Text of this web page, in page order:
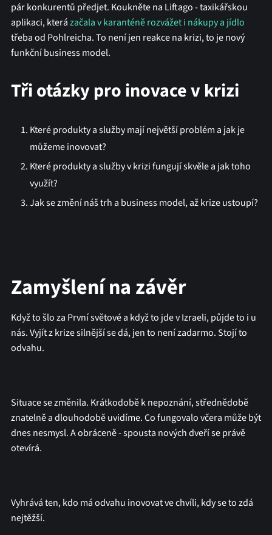
pár konkurentů předjet. Koukněte na Liftago - taxikářskou
aplikaci, kterázačala v karanténě rozvážet i nákupy a jídlo
třeba od Pohlreicha. To není jen reakce na krizi, to je nový
funkční business model.
Tři otázky pro inovace v krizi
Které produkty a služby mají největší problém a jak je
můžeme inovovat?
Které produkty a služby v krizi fungují skvěle a jak toho
využít?
Jak se změní náš trh a business model, až krize ustoupí?
Zamyšlení na závěr
Když to šlo za První světové a když to jde v Izraeli, půjde to i u
nás. Vyjít z krize silnější se dá, jen to není zadarmo. Stojí to
odvahu.
Situace se změnila. Krátkodobě k nepoznání, střednědobě
znatelně a dlouhodobě uvidíme. Co fungovalo včera může být
dnes nesmysl. A obráceně - spousta nových dveří se právě
otevírá.
Vyhrává ten, kdo má odvahu inovovat ve chvíli, kdy se to zdá
nejtěžší.